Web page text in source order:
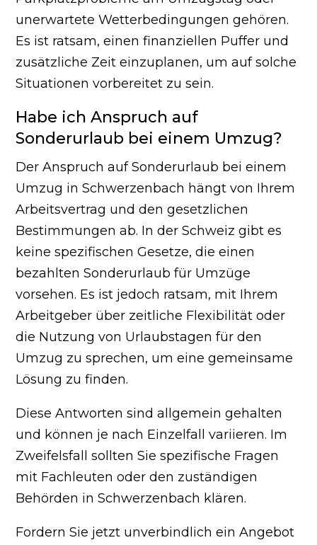
unerwartete Wetterbedingungen gehören.
Es ist ratsam, einen finanziellen Puffer und
zusätzliche Zeit einzuplanen, um auf solche
Situationen vorbereitet zu sein.
Habe ich Anspruch auf
Sonderurlaub bei einem Umzug?
Der Anspruch auf Sonderurlaub bei einem
Umzug in Schwerzenbach hängt von Ihrem
Arbeitsvertrag und den gesetzlichen
Bestimmungen ab. In der Schweiz gibt es
keine spezifischen Gesetze, die einen
bezahlten Sonderurlaub für Umzüge
vorsehen. Es ist jedoch ratsam, mit Ihrem
Arbeitgeber über zeitliche Flexibilität oder
die Nutzung von Urlaubstagen für den
Umzug zu sprechen, um eine gemeinsame
Lösung zu finden.
Diese Antworten sind allgemein gehalten
und können je nach Einzelfall variieren. Im
Zweifelsfall sollten Sie spezifische Fragen
mit Fachleuten oder den zuständigen
Behörden in Schwerzenbach klären.
Fordern Sie jetzt unverbindlich ein Angebot